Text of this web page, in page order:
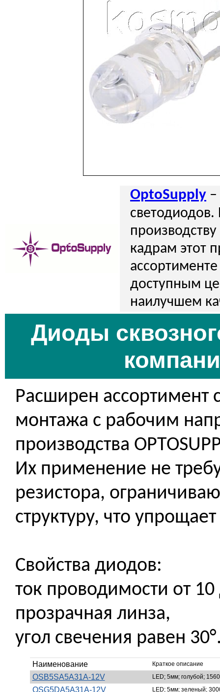
OptoSupply
светодиодов.
кадрам этот
доступным
наилучшем
Диоды
Расширен ассортимент
монтажа с рабочим
производства
Их применение не
резистора,
структуру, что
Свойства диодов:
ток проводимости от
прозрачная линза,
угол свечения равен
Наименование Краткое описание
OSB5SA5A31A-12V LED; 5мм; голубой;
OSG5DA5A31A-12V LED; 5мм; зеленый;